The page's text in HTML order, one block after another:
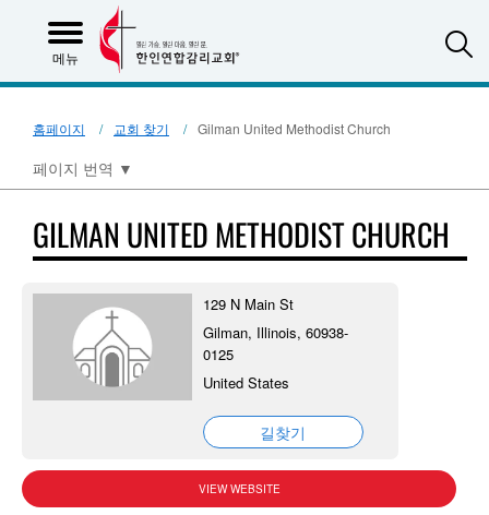
메뉴
홈페이지 교회 찾기 Gilman United Methodist Church
페이지 번역 ▼
GILMAN UNITED METHODIST CHURCH
129 N Main St
Gilman, Illinois, 60938-
0125
United States
길찾기
VIEW WEBSITE